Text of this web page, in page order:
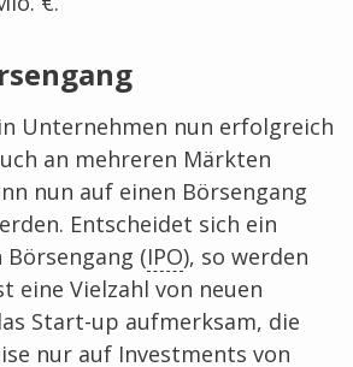
Unternehmen nun erfolgreich
an mehreren Märkten
nun auf einen Börsengang
Entscheidet sich ein
(IPO), so werden
eine Vielzahl von neuen
Start-up aufmerksam, die
nur auf Investments von